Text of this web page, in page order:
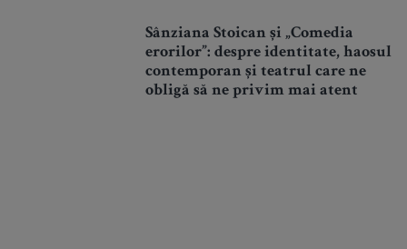
Sânziana Stoican și „Comedia
erorilor”: despre identitate, haosul
contemporan și teatrul care ne
obligă să ne privim mai atent